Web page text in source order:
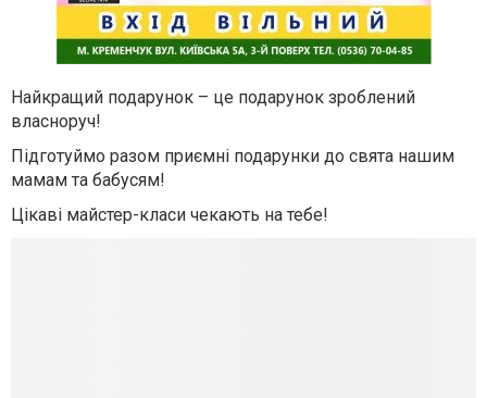
Найкращий подарунок – це подарунок зроблений
власноруч!
Підготуймо разом приємні подарунки до свята нашим
мамам та бабусям!
Цікаві майстер-класи чекають на тебе!